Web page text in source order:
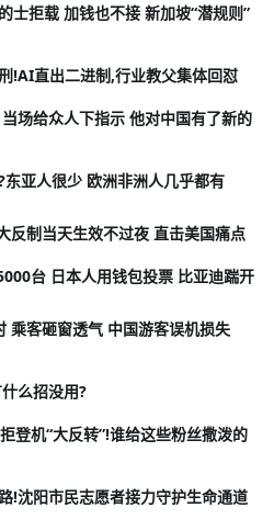
士拒载 加钱也不接 新加坡“潜规则”
!AI直出二进制,行业教父集体回怼
场给众人下指示 他对中国有了新的
亚人很少 欧洲非洲人几乎都有
反制当天生效不过夜 直击美国痛点
台 日本人用钱包投票 比亚迪踹开
乘客砸窗透气 中国游客误机损失
么招没用?
登机“大反转”!谁给这些粉丝撒泼的
!沈阳市民志愿者接力守护生命通道